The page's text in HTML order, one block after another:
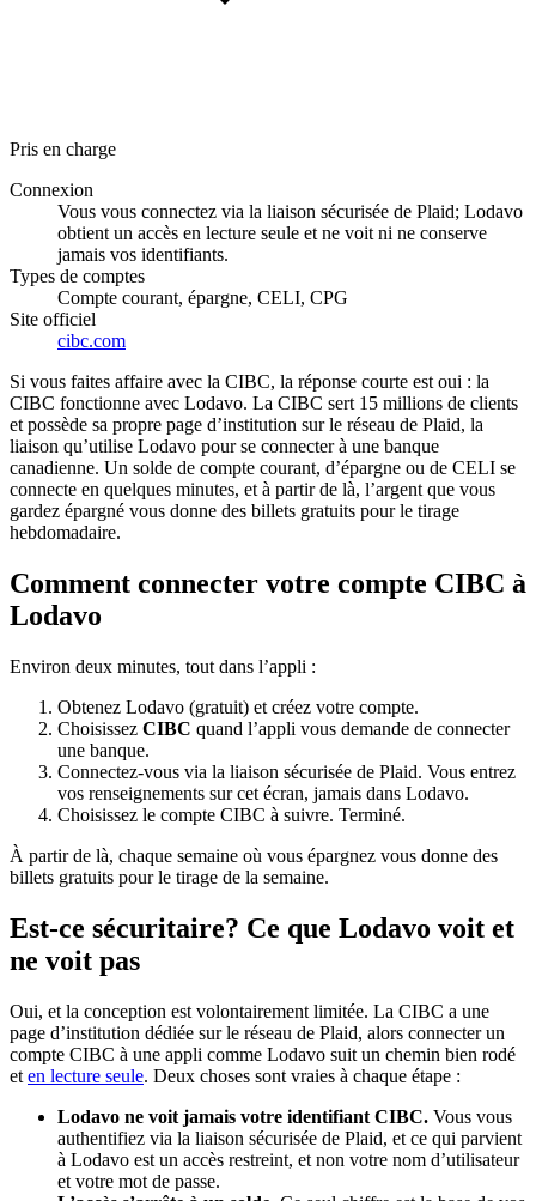
Pris en charge
Connexion
Vous vous connectez via la liaison sécurisée de Plaid; Lodavo
obtient un accès en lecture seule et ne voit ni ne conserve
jamais vos identifiants.
Types de comptes
Compte courant, épargne, CELI, CPG
Site officiel
cibc.com
Si vous faites affaire avec la CIBC, la réponse courte est oui : la
CIBC fonctionne avec Lodavo. La CIBC sert 15 millions de clients
et possède sa propre page d’institution sur le réseau de Plaid, la
liaison qu’utilise Lodavo pour se connecter à une banque
canadienne. Un solde de compte courant, d’épargne ou de CELI se
connecte en quelques minutes, et à partir de là, l’argent que vous
gardez épargné vous donne des billets gratuits pour le tirage
hebdomadaire.
Comment connecter votre compte CIBC à
Lodavo
Environ deux minutes, tout dans l’appli :
Obtenez Lodavo (gratuit) et créez votre compte.
Choisissez CIBC quand l’appli vous demande de connecter
une banque.
Connectez-vous via la liaison sécurisée de Plaid. Vous entrez
vos renseignements sur cet écran, jamais dans Lodavo.
Choisissez le compte CIBC à suivre. Terminé.
À partir de là, chaque semaine où vous épargnez vous donne des
billets gratuits pour le tirage de la semaine.
Est-ce sécuritaire? Ce que Lodavo voit et
ne voit pas
Oui, et la conception est volontairement limitée. La CIBC a une
page d’institution dédiée sur le réseau de Plaid, alors connecter un
compte CIBC à une appli comme Lodavo suit un chemin bien rodé
et en lecture seule. Deux choses sont vraies à chaque étape :
Lodavo ne voit jamais votre identifiant CIBC. Vous vous
authentifiez via la liaison sécurisée de Plaid, et ce qui parvient
à Lodavo est un accès restreint, et non votre nom d’utilisateur
et votre mot de passe.